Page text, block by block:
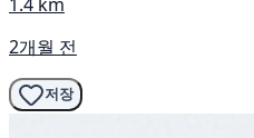
2개월 전
저장